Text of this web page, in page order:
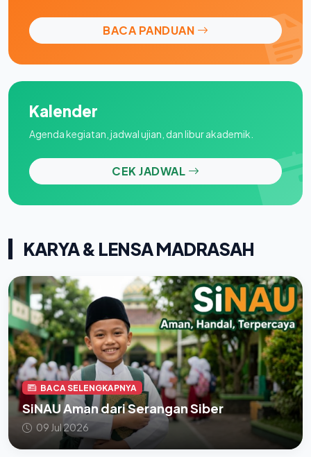
BACA PANDUAN
Kalender
Agenda kegiatan, jadwal ujian, dan libur akademik.
CEK JADWAL
KARYA & LENSA MADRASAH
BACA SELENGKAPNYA
SiNAU Aman dari Serangan Siber
09 Jul 2026